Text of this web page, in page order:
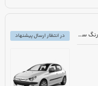
مزایده دولتی خودرو پژو 206 TU3 مدل 1394 رنگ سفید
در انتظار ارسال پیشنهاد